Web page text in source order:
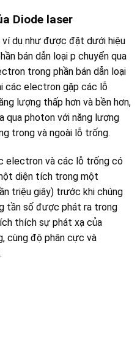
Diode laser
dụ như được đặt dưới hiệu
bán dẫn loại p chuyển qua
trong phần bán dẫn loại
các electron gặp các lỗ
lượng thấp hơn và bền hơn,
qua photon với năng lượng
trong và ngoài lỗ trống.
electron và các lỗ trống có
diện tích trong một
triệu giây) trước khi chúng
tần số được phát ra trong
thích sự phát xạ của
cùng độ phân cực và